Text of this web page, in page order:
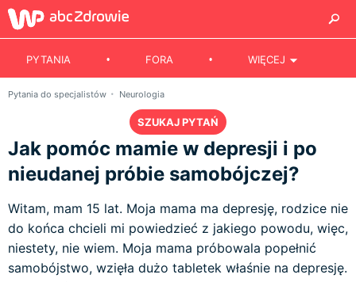
PYTANIA FORA WIĘCEJ
Pytania do specjalistów Neurologia
SZUKAJ PYTAŃ
Jak pomóc mamie w depresji i po
nieudanej próbie samobójczej?
Witam, mam 15 lat. Moja mama ma depresję, rodzice nie
do końca chcieli mi powiedzieć z jakiego powodu, więc,
niestety, nie wiem. Moja mama próbowala popełnić
samobójstwo, wzięła dużo tabletek właśnie na depresję.